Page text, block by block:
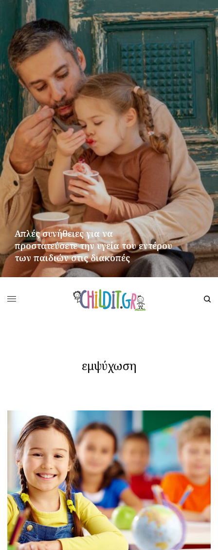
Απλές συνήθειες για να
προστατεύσετε την υγεία του εντέρου
των παιδιών στις διακοπές
εμψύχωση